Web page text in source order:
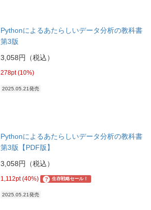
Pythonによるあたらしいデータ分析の教科書
第3版
3,058円（税込）
278pt (10%)
2025.05.21発売
Pythonによるあたらしいデータ分析の教科書
第3版【PDF版】
3,058円（税込）
1,112pt (40%) ? 生存戦略セール！
2025.05.21発売